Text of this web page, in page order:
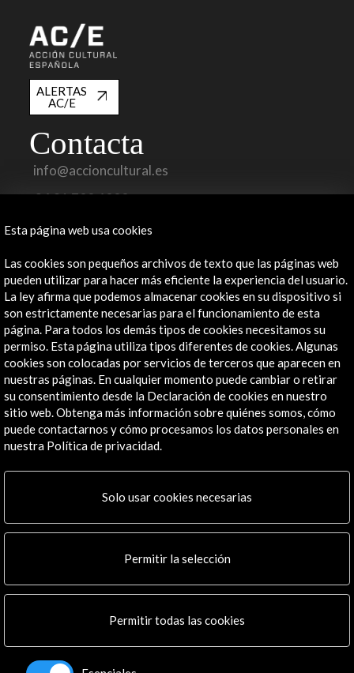
ALERTAS
AC/E
Contacta
info@accioncultural.es
+34 91 700 4000
José Abascal, 4 - 4º
Canales de contacto
Explora
Institucional
Actividades
Programa PICE
Residencias
Noticias
Multimedia
Cultura en Red
Mapa Web
Boletín digital
Conecta
X (Twitter)
Facebook
Esta página web usa cookies
Las cookies son pequeños archivos de texto que las páginas web
pueden utilizar para hacer más eficiente la experiencia del usuario.
La ley afirma que podemos almacenar cookies en su dispositivo si
son estrictamente necesarias para el funcionamiento de esta
página. Para todos los demás tipos de cookies necesitamos su
permiso. Esta página utiliza tipos diferentes de cookies. Algunas
cookies son colocadas por servicios de terceros que aparecen en
nuestras páginas. En cualquier momento puede cambiar o retirar
su consentimiento desde la Declaración de cookies en nuestro
sitio web. Obtenga más información sobre quiénes somos, cómo
puede contactarnos y cómo procesamos los datos personales en
nuestra Política de privacidad.
Solo usar cookies necesarias
Permitir la selección
Permitir todas las cookies